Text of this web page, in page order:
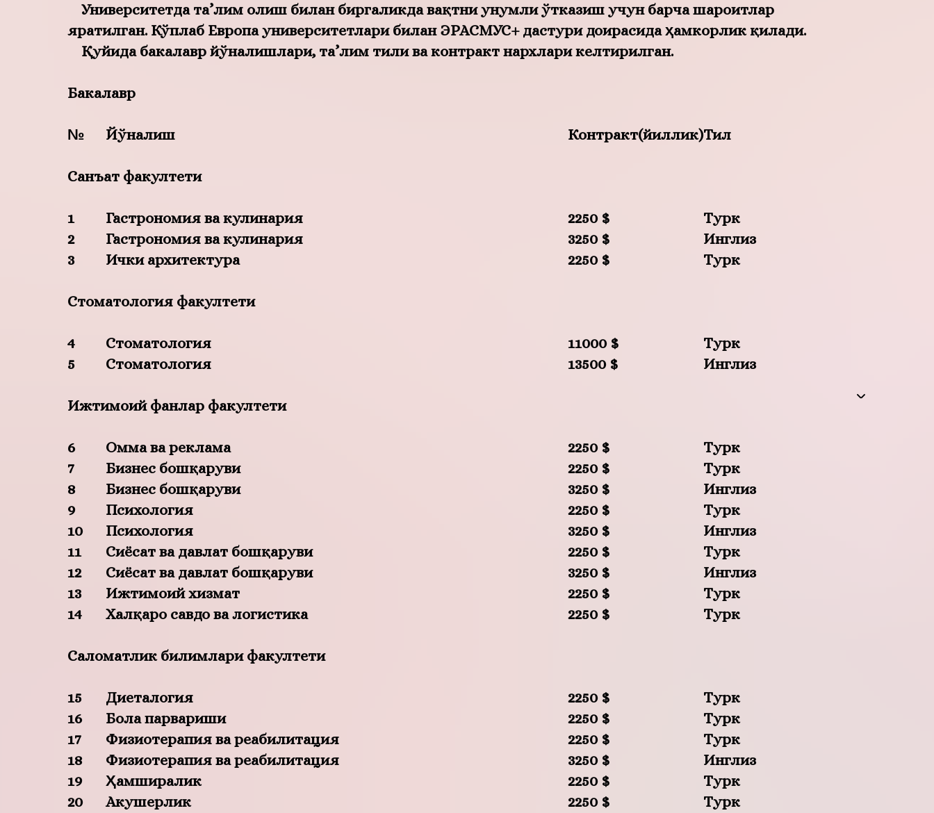
Университетда та’лим олиш билан биргаликда вақтни унумли ўтказиш учун барча шароитлар
яратилган. Кўплаб Европа университетлари билан ЭРАСМУС+ дастури доирасида ҳамкорлик қилади.
Қуйида бакалавр йўналишлари, та’лим тили ва контракт нархлари келтирилган.
Бакалавр
№ Йўналиш Контракт(йиллик)Тил
Санъат факултети
1 Гастрономия ва кулинария 2250 $
Турк
2
Гастрономия ва кулинария 3250 $
Инглиз
3
Ички архитектура 2250 $ Турк
Стоматология факултети
4 Стоматология 11000 $
Турк
5
Стоматология 13500 $ Инглиз
Ижтимоий фанлар факултети
6 Омма ва реклама 2250 $
Турк
7
Бизнес бошқаруви 2250 $
Турк
8
Бизнес бошқаруви 3250 $
Инглиз
9
Психология 2250 $
Турк
10
Психология 3250 $
Инглиз
11
Сиёсат ва давлат бошқаруви 2250 $
Турк
12
Сиёсат ва давлат бошқаруви 3250 $
Инглиз
13
Ижтимоий хизмат 2250 $
Турк
14
Халқаро савдо ва логистика 2250 $ Турк
Саломатлик билимлари факултети
15 Диеталогия 2250 $
Турк
16
Бола парвариши 2250 $
Турк
17
Физиотерапия ва реабилитация 2250 $
Турк
18
Физиотерапия ва реабилитация 3250 $
Инглиз
19
Ҳамширалик 2250 $
Турк
20
Акушерлик 2250 $
Турк